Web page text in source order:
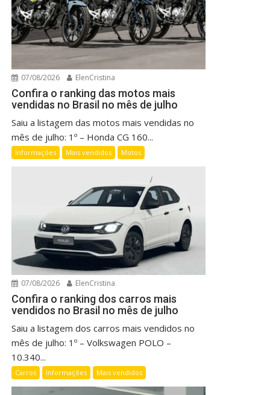
07/08/2026 ElenCristina
Confira o ranking das motos mais
vendidas no Brasil no mês de julho
Saiu a listagem das motos mais vendidas no
mês de julho: 1º – Honda CG 160...
Informações Mais vendidos Motos
07/08/2026 ElenCristina
Confira o ranking dos carros mais
vendidos no Brasil no mês de julho
Saiu a listagem dos carros mais vendidos no
mês de julho: 1º – Volkswagen POLO –
10.340...
Carros Informações Mais vendidos